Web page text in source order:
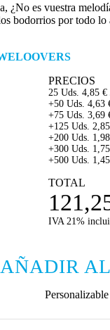
¿No es vuestra
bodorrios por todo
PRECIOS
25 Uds. 4,85 €
+50 Uds. 4,63
+75 Uds. 3,69
+125 Uds. 2,85
+200 Uds. 1,98
+300 Uds. 1,75
+500 Uds. 1,45
TOTAL
IVA 21%
AÑADIR
Personalizable